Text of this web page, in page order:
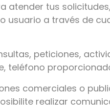
atender tus
usuario a través de
peticiones,
teléfono
comerciales o
realizar